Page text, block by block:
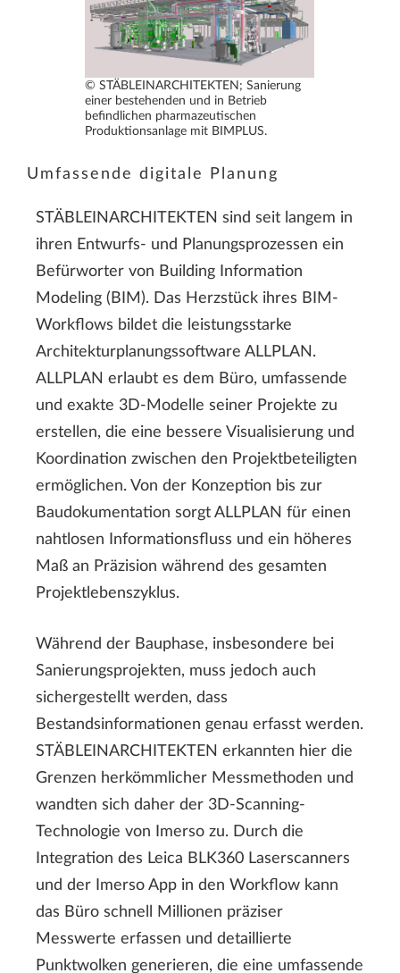
© STÄBLEINARCHITEKTEN; Sanierung
einer bestehenden und in Betrieb
befindlichen pharmazeutischen
Produktionsanlage mit BIMPLUS.
Umfassende digitale Planung
STÄBLEINARCHITEKTEN sind seit langem in
ihren Entwurfs- und Planungsprozessen ein
Befürworter von Building Information
Modeling (BIM). Das Herzstück ihres BIM-
Workflows bildet die leistungsstarke
Architekturplanungssoftware ALLPLAN.
ALLPLAN erlaubt es dem Büro, umfassende
und exakte 3D-Modelle seiner Projekte zu
erstellen, die eine bessere Visualisierung und
Koordination zwischen den Projektbeteiligten
ermöglichen. Von der Konzeption bis zur
Baudokumentation sorgt ALLPLAN für einen
nahtlosen Informationsfluss und ein höheres
Maß an Präzision während des gesamten
Projektlebenszyklus.
Während der Bauphase, insbesondere bei
Sanierungsprojekten, muss jedoch auch
sichergestellt werden, dass
Bestandsinformationen genau erfasst werden.
STÄBLEINARCHITEKTEN erkannten hier die
Grenzen herkömmlicher Messmethoden und
wandten sich daher der 3D-Scanning-
Technologie von Imerso zu. Durch die
Integration des Leica BLK360 Laserscanners
und der Imerso App in den Workflow kann
das Büro schnell Millionen präziser
Messwerte erfassen und detaillierte
Punktwolken generieren, die eine umfassende